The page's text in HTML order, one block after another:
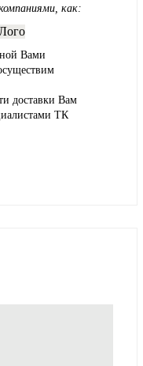
как:
Вами
доставки Вам
ТК